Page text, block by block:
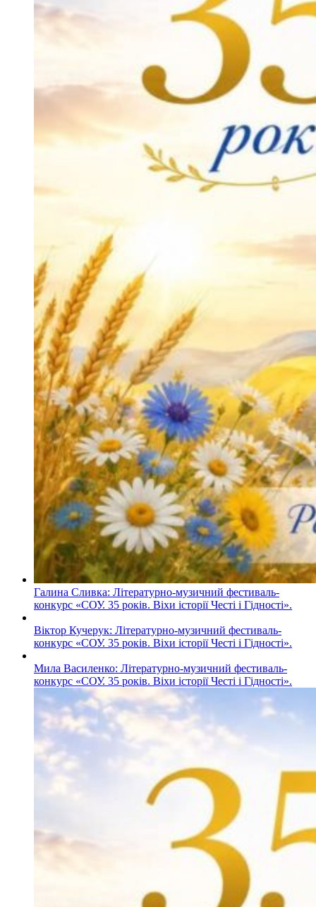
Галина Сливка: Літературно-музичний фестиваль-
конкурс «СОУ. 35 років. Віхи історії Честі і Гідності».
Віктор Кучерук: Літературно-музичний фестиваль-
конкурс «СОУ. 35 років. Віхи історії Честі і Гідності».
Мила Василенко: Літературно-музичний фестиваль-
конкурс «СОУ. 35 років. Віхи історії Честі і Гідності».